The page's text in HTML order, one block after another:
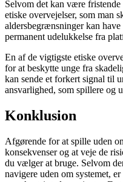
Selvom det kan være
etiske overvejelser, som man
aldersbegrænsninger kan
permanent udelukkelse fra
En af de vigtigste etiske
for at beskytte unge fra
kan sende et forkert signal til
ansvarlighed, som spillere og
Konklusion
Afgørende for at spille uden
konsekvenser og at veje de
du vælger at bruge. Selvom
navigere uden om systemet,